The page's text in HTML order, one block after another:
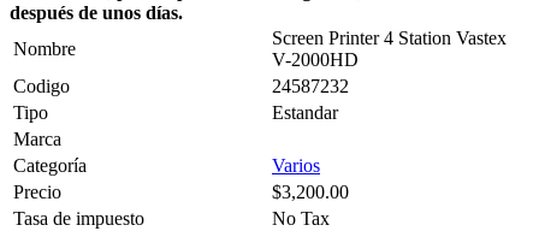
después de unos días.
Nombre
Screen Printer 4 Station Vastex
V-2000HD
Codigo
24587232
Tipo
Estandar
Marca
Categoría
Varios
Precio
$3,200.00
Tasa de impuesto
No Tax